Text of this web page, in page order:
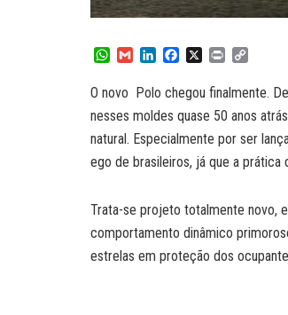
W
a
t
s
A
p
G
a
l
n
k
e
d
n
c
e
b
o
k
X
P
i
n
t
p
y
L
i
k
O novo Polo chegou finalmente.
nesses moldes quase 50 anos
natural. Especialmente por ser
ego de brasileiros, já que a
Trata-se projeto totalmente novo,
comportamento dinâmico
estrelas em proteção dos